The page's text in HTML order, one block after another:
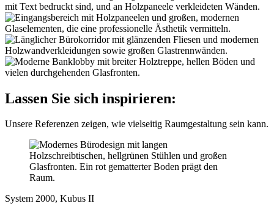
Lassen Sie sich inspirieren:
Unsere Referenzen zeigen, wie vielseitig Raumgestaltung sein kann.
System 2000, Kubus II